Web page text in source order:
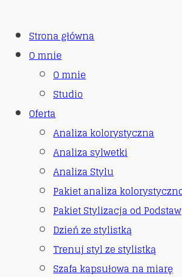
Strona główna
O mnie
O mnie
Studio
Oferta
Analiza kolorystyczna
Analiza sylwetki
Analiza Stylu
Pakiet analiza
Pakiet Stylizacja od Podstaw
Dzień ze stylistką
Trenuj styl ze stylistką
Szafa kapsułowa na miarę